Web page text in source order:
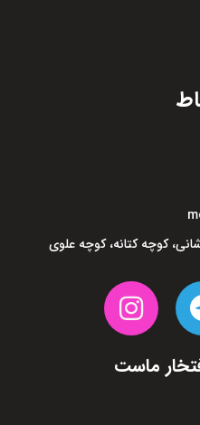
کوچه کتانه، کوچه علوی
ماست